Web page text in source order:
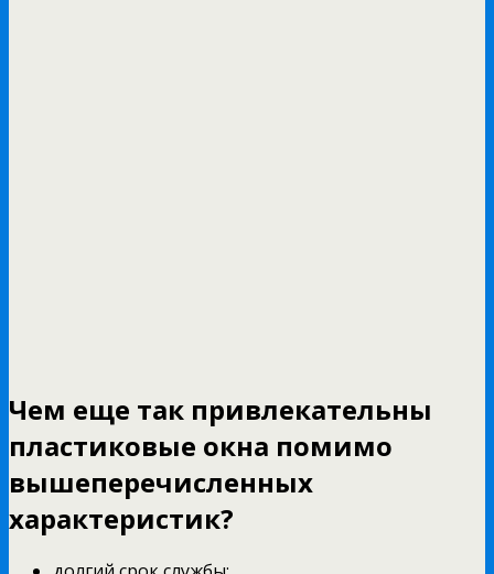
Чем еще так привлекательны
пластиковые окна помимо
вышеперечисленных
характеристик?